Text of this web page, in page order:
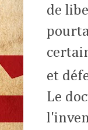
de
et
Le